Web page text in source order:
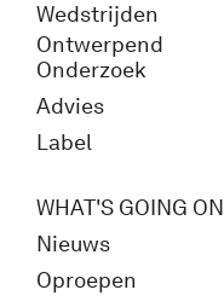
Wedstrijden
Ontwerpend
Onderzoek
Advies
Label
WHAT'S GOING ON
Nieuws
Oproepen